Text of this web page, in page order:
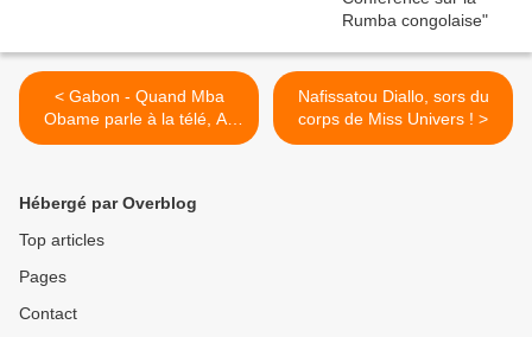
< Gabon - Quand Mba
Obame parle à la télé, Ali
Bongo le Mollah'Son fait
Nafissatou Diallo, sors du
corps de Miss Univers ! >
Hébergé par Overblog
Top articles
Pages
Contact